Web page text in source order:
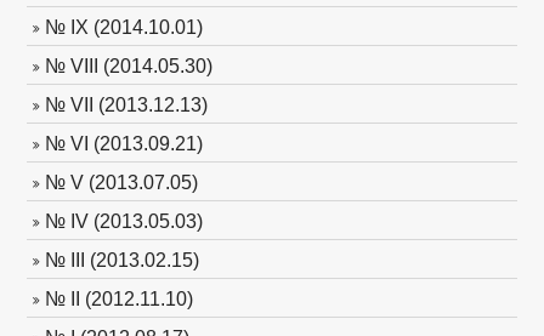
№ IX (2014.10.01)
№ VIII (2014.05.30)
№ VII (2013.12.13)
№ VI (2013.09.21)
№ V (2013.07.05)
№ IV (2013.05.03)
№ III (2013.02.15)
№ II (2012.11.10)